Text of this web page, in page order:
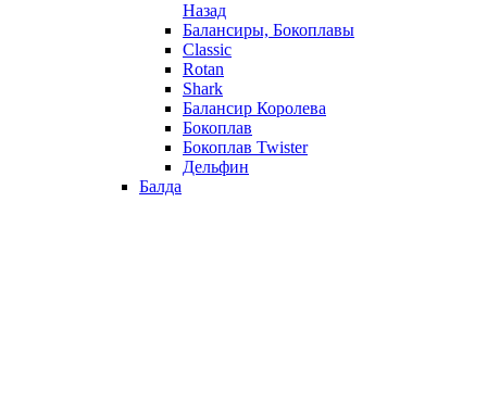
Назад
Балансиры, Бокоплавы
Classic
Rotan
Shark
Балансир Королева
Бокоплав
Бокоплав Twister
Дельфин
Балда